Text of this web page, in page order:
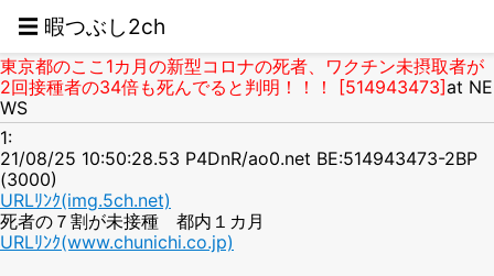
☰ 暇つぶし2ch
東京都のここ1カ月の新型コロナの死者、ワクチン未摂取者が
2回接種者の34倍も死んでると判明！！！ [514943473]at NE
WS
1:
21/08/25 10:50:28.53 P4DnR/ao0.net BE:514943473-2BP
(3000)
URLﾘﾝｸ(img.5ch.net)
死者の７割が未接種 都内１カ月
URLﾘﾝｸ(www.chunichi.co.jp)